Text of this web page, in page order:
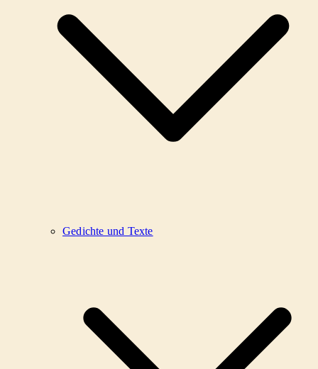
Gedichte und Texte